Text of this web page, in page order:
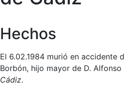
Hechos
El 6.02.1984 murió en accidente
Borbón, hijo mayor de D. Alfonso
Cádiz.